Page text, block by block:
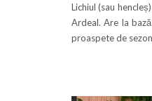
Lichiul (sau
Ardeal. Are la
proaspete de